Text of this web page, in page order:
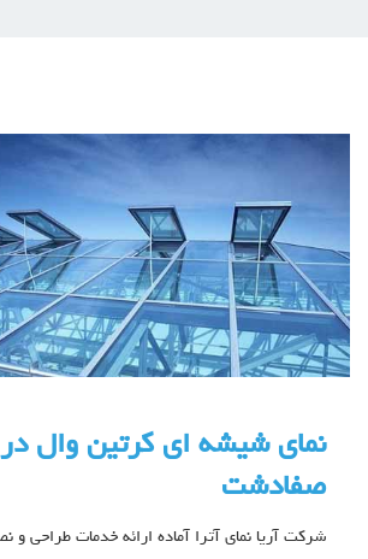
نمای شيشه ای كرتين وال در
صفادشت
شرکت آریا نمای آترا آماده ارائه خدمات طراحی و